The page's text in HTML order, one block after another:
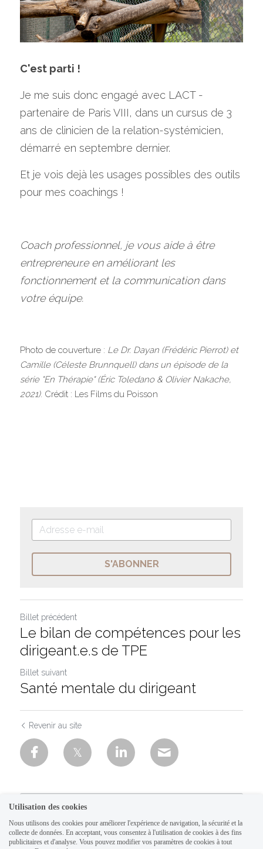
C'est parti !
Je me suis donc engagé avec LACT -
partenaire de Paris VIII, dans un cursus de 3
ans de clinicien de la relation-systémicien,
démarré en septembre dernier.
Et je vois dejà les usages possibles des outils
pour mes coachings !
Coach professionnel, je vous aide à être
entrepreneur.e en améliorant les
fonctionnement et la communication dans
votre équipe.
Photo de couverture : Le Dr. Dayan (Frédéric Pierrot) et
Camille (Céleste Brunnquell) dans un épisode de la
série "En Thérapie" (Éric Toledano & Olivier Nakache,
2021). Crédit : Les Films du Poisson
S'ABONNER
Billet précédent
Le bilan de compétences pour les
dirigeant.e.s de TPE
Billet suivant
Santé mentale du dirigeant
Revenir au site
Utilisation des cookies
Nous utilisons des cookies pour améliorer l'expérience de navigation, la sécurité et la
collecte de données. En acceptant, vous consentez à l'utilisation de cookies à des fins
publicitaires et d'analyse. Vous pouvez modifier vos paramètres de cookies à tout